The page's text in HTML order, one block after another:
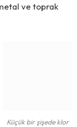
ve toprak
Küçük bir şişede klor